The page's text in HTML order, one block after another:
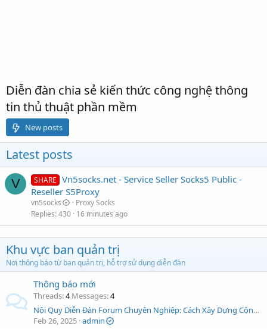
Diễn đàn chia sẻ kiến thức công nghệ thông
tin thủ thuật phần mềm
New posts
Latest posts
V SHARE
Vn5socks.net - Service Seller Socks5 Public -
Reseller S5Proxy
vn5socks
Proxy Socks
Replies 430 16 minutes ago
Khu vực ban quản trị
Nơi thông báo từ ban quản trị, hỗ trợ sử dụng diễn đàn
Thông báo mới
Threads 4 Messages 4
Nội Quy Diễn Đàn Forum Chuyên Nghiệp: Cách Xây Dựng Cộng Đồng Lành Mạnh và Hiệu Quả
Feb 26, 2025 admin